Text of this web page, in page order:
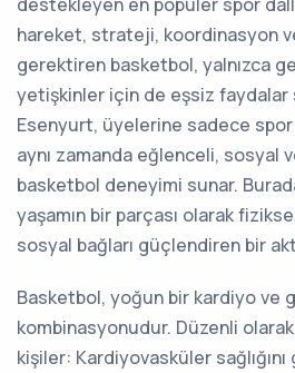
hareket, strateji, koordinasyon
gerektiren basketbol, yalnızca
yetişkinler için de eşsiz faydalar
Esenyurt, üyelerine sadece spor
aynı zamanda eğlenceli, sosyal
basketbol deneyimi sunar.
yaşamın bir parçası olarak
sosyal bağları güçlendiren bir
Basketbol, yoğun bir kardiyo ve
kombinasyonudur. Düzenli
kişiler: Kardiyovasküler